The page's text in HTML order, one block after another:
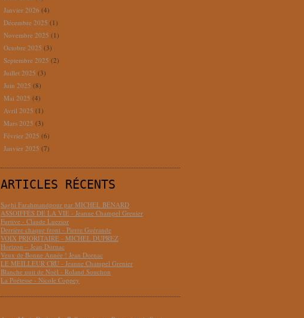
Janvier 2026 (4)
Décembre 2025 (1)
Novembre 2025 (1)
Octobre 2025 (3)
Septembre 2025 (2)
Juillet 2025 (3)
Juin 2025 (8)
Mai 2025 (4)
Avril 2025 (1)
Mars 2025 (3)
Février 2025 (6)
Janvier 2025 (7)
ARTICLES RÉCENTS
Saghi Farahmandpour par MICHEL BÉNARD
ASSOIFFÉS DE LA VIE - Jeanne Champel Grenier
Furtive - Claude Luezior
Derrière chaque front - Pierre Guérande
VOIX PRIORITAIRE - MICHEL DUPREZ
Horizon – Jean Dornac
Veux de Bonne Année ! Jean Dornac
LE MEILLEUR CRU - Jeanne Champel Grenier
Blanche nuit de Noël - Roland Souchon
La Poétesse - Nicole Coppey